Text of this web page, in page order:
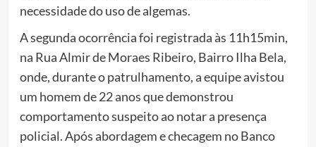
necessidade do uso de algemas.
A segunda ocorrência foi registrada às 11h15min,
na Rua Almir de Moraes Ribeiro, Bairro Ilha Bela,
onde, durante o patrulhamento, a equipe avistou
um homem de 22 anos que demonstrou
comportamento suspeito ao notar a presença
policial. Após abordagem e checagem no Banco